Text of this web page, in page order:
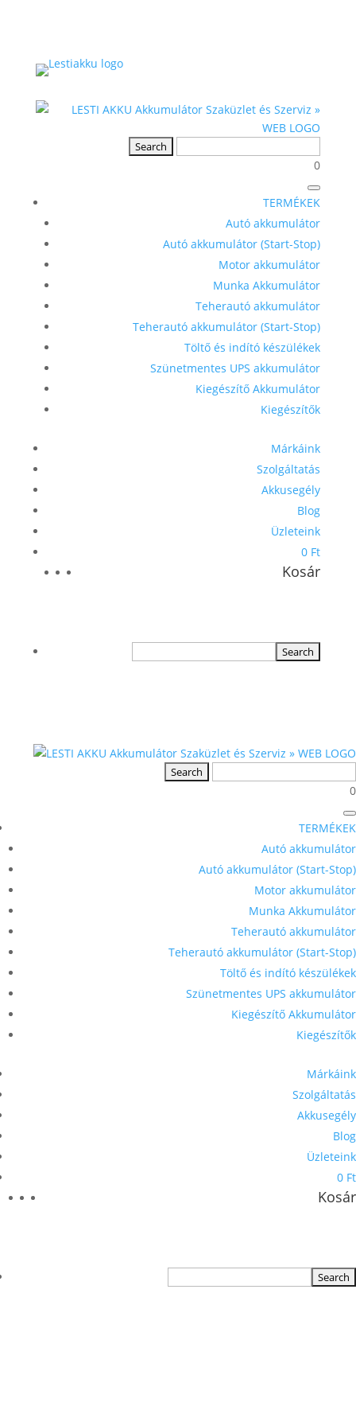
0
TERMÉKEK
Autó akkumulátor
Autó akkumulátor (Start-Stop)
Motor akkumulátor
Munka Akkumulátor
Teherautó akkumulátor
Teherautó akkumulátor (Start-Stop)
Töltő és indító készülékek
Szünetmentes UPS akkumulátor
Kiegészítő Akkumulátor
Kiegészítők
Márkáink
Szolgáltatás
Akkusegély
Blog
Üzleteink
0 Ft
Kosár
0
TERMÉKEK
Autó akkumulátor
Autó akkumulátor (Start-Stop)
Motor akkumulátor
Munka Akkumulátor
Teherautó akkumulátor
Teherautó akkumulátor (Start-Stop)
Töltő és indító készülékek
Szünetmentes UPS akkumulátor
Kiegészítő Akkumulátor
Kiegészítők
Márkáink
Szolgáltatás
Akkusegély
Blog
Üzleteink
0 Ft
Kosár